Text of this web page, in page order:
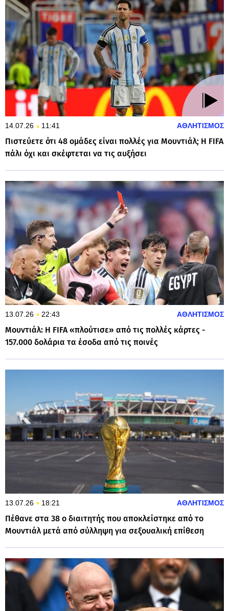
14.07.26 11:41 ΑΘΛΗΤΙΣΜΟΣ
Πιστεύετε ότι 48 ομάδες είναι πολλές για Μουντιάλ; Η FIFA
πάλι όχι και σκέφτεται να τις αυξήσει
13.07.26 22:43 ΑΘΛΗΤΙΣΜΟΣ
Μουντιάλ: Η FIFA «πλούτισε» από τις πολλές κάρτες -
157.000 δολάρια τα έσοδα από τις ποινές
13.07.26 18:21 ΑΘΛΗΤΙΣΜΟΣ
Πέθανε στα 38 ο διαιτητής που αποκλείστηκε από το
Μουντιάλ μετά από σύλληψη για σεξουαλική επίθεση